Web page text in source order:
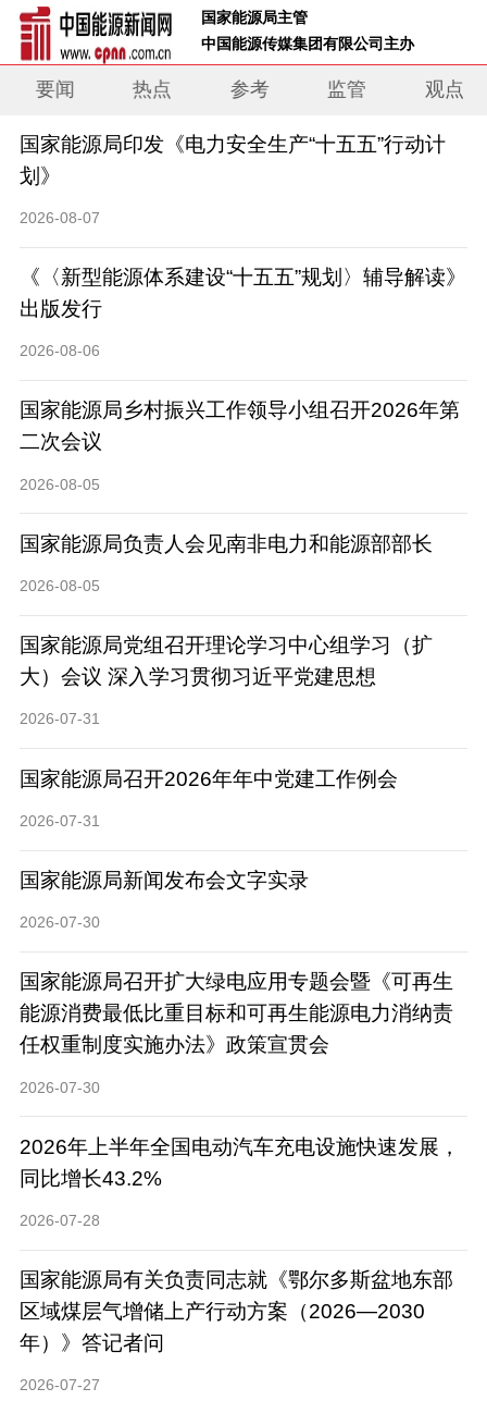
国家能源局主管
中国能源传媒集团有限公司主办
要闻 热点 参考 监管 观点
国家能源局印发《电力安全生产“十五五”行动计
划》
2026-08-07
《〈新型能源体系建设“十五五”规划〉辅导解读》
出版发行
2026-08-06
国家能源局乡村振兴工作领导小组召开2026年第
二次会议
2026-08-05
国家能源局负责人会见南非电力和能源部部长
2026-08-05
国家能源局党组召开理论学习中心组学习（扩
大）会议 深入学习贯彻习近平党建思想
2026-07-31
国家能源局召开2026年年中党建工作例会
2026-07-31
国家能源局新闻发布会文字实录
2026-07-30
国家能源局召开扩大绿电应用专题会暨《可再生
能源消费最低比重目标和可再生能源电力消纳责
任权重制度实施办法》政策宣贯会
2026-07-30
2026年上半年全国电动汽车充电设施快速发展，
同比增长43.2%
2026-07-28
国家能源局有关负责同志就《鄂尔多斯盆地东部
区域煤层气增储上产行动方案（2026—2030
年）》答记者问
2026-07-27